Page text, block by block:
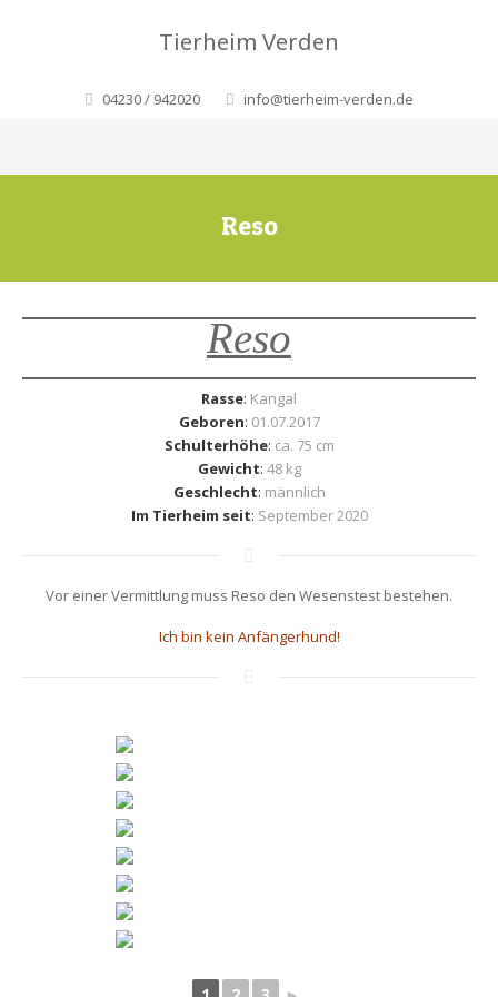
Tierheim Verden
04230 / 942020 info@tierheim-verden.de
Reso
Reso
Rasse: Kangal
Geboren: 01.07.2017
Schulterhöhe: ca. 75 cm
Gewicht: 48 kg
Geschlecht: männlich
Im Tierheim seit: September 2020
Vor einer Vermittlung muss Reso den Wesenstest bestehen.
Ich bin kein Anfängerhund!